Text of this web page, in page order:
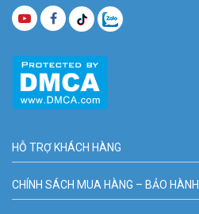
HỖ TRỢ KHÁCH HÀNG
CHÍNH SÁCH MUA HÀNG – BẢO HÀNH